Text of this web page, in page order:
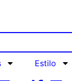
Estilo